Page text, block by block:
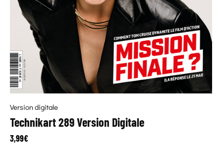
Version digitale
Technikart 289 Version Digitale
3,99€